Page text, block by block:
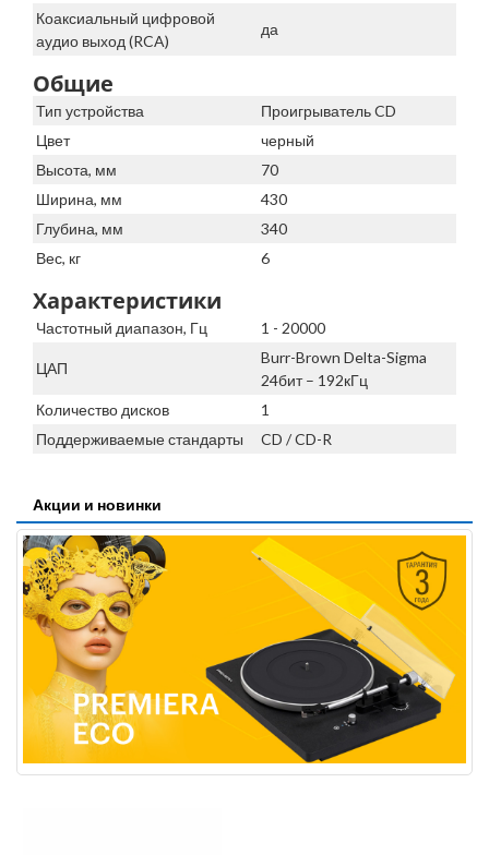
Коаксиальный цифровой
аудио выход (RCA)
да
Общие
Тип устройства
Проигрыватель CD
Цвет
черный
Высота, мм
70
Ширина, мм
430
Глубина, мм
340
Вес, кг
6
Характеристики
Частотный диапазон, Гц 1 - 20000
ЦАП
Burr-Brown Delta-Sigma
24бит – 192кГц
Количество дисков
1
Поддерживаемые стандарты
CD / CD-R
Акции и новинки